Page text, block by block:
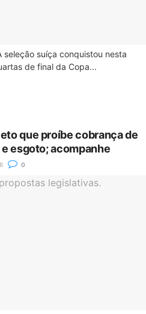
seleção suíça conquistou nesta
de final da Copa...
que proíbe cobrança de
esgoto; acompanhe
0